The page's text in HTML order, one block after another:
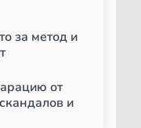
за метод и
от
и